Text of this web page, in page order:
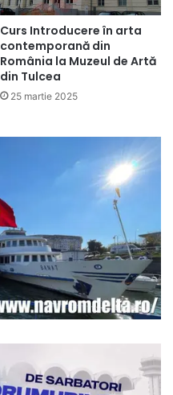
Curs Introducere în arta
contemporană din
România la Muzeul de Artă
din Tulcea
25 martie 2025